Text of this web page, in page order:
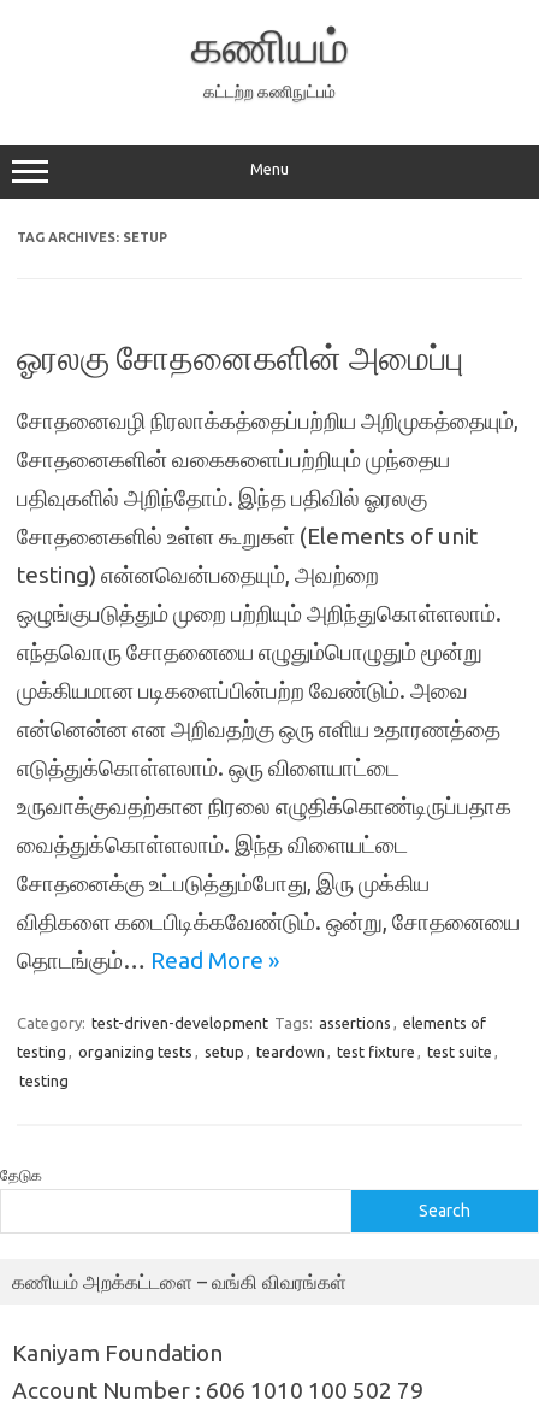
கணியம்
கட்டற்ற கணிநுட்பம்
Menu
TAG ARCHIVES: SETUP
ஓரலகு சோதனைகளின் அமைப்பு
சோதனைவழி நிரலாக்கத்தைப்பற்றிய அறிமுகத்தையும்,
சோதனைகளின் வகைகளைப்பற்றியும் முந்தைய
பதிவுகளில் அறிந்தோம். இந்த பதிவில் ஓரலகு
சோதனைகளில் உள்ள கூறுகள் (Elements of unit
testing) என்னவென்பதையும், அவற்றை
ஒழுங்குபடுத்தும் முறை பற்றியும் அறிந்துகொள்ளலாம்.
எந்தவொரு சோதனையை எழுதும்பொழுதும் மூன்று
முக்கியமான படிகளைப்பின்பற்ற வேண்டும். அவை
என்னென்ன என அறிவதற்கு ஒரு எளிய உதாரணத்தை
எடுத்துக்கொள்ளலாம். ஒரு விளையாட்டை
உருவாக்குவதற்கான நிரலை எழுதிக்கொண்டிருப்பதாக
வைத்துக்கொள்ளலாம். இந்த விளையட்டை
சோதனைக்கு உட்படுத்தும்போது, இரு முக்கிய
விதிகளை கடைபிடிக்கவேண்டும். ஒன்று, சோதனையை
தொடங்கும்… Read More »
Category: test-driven-development Tags: assertions , elements of
testing , organizing tests , setup , teardown , test fixture , test suite ,
testing
தேடுக
Search
கணியம் அறக்கட்டளை – வங்கி விவரங்கள்
Kaniyam Foundation
Account Number : 606 1010 100 502 79